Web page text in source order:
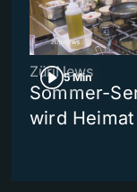
5 Min
ZüriNews
Sommer-
wird Heimat